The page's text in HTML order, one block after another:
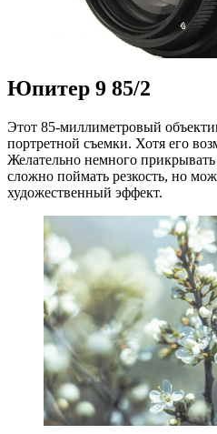
Юпитер 9 85/2
Этот 85-миллиметровый
портретной съемки. Хотя его
Желательно немного
сложно поймать резкость, но
художественный эффект.